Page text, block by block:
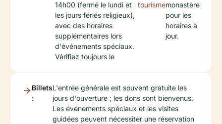
14h00 (fermé le lundi et
les jours fériés religieux),
avec des horaires
supplémentaires lors
d'événements spéciaux.
Vérifiez toujours le
tourismemonastère
pour les
horaires à
jour.
Billets
:
L'entrée générale est souvent gratuite les
jours d'ouverture ; les dons sont bienvenus.
Les événements spéciaux et les visites
guidées peuvent nécessiter une réservation